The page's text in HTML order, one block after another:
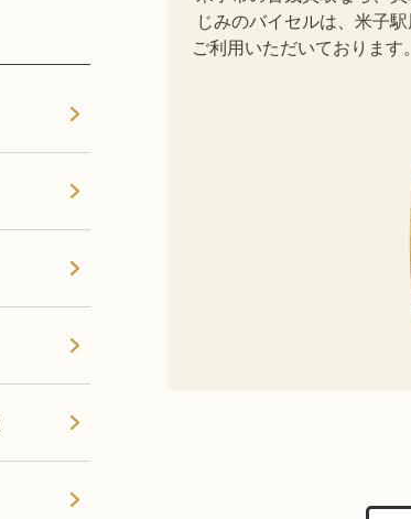
じみのバイセルは、米子
ご利用いただいておりま